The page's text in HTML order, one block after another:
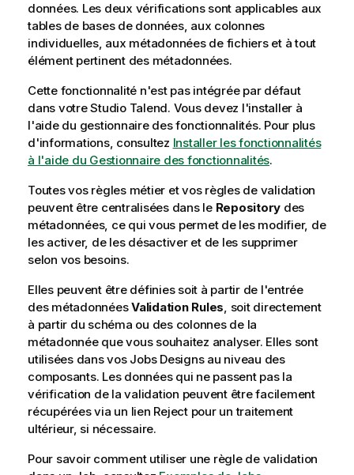
données. Les deux vérifications sont applicables aux
tables de bases de données, aux colonnes
individuelles, aux métadonnées de fichiers et à tout
élément pertinent des métadonnées.
Cette fonctionnalité n'est pas intégrée par défaut
dans votreStudio Talend. Vous devez l'installer à
l'aide du gestionnaire des fonctionnalités. Pour plus
d'informations, consultez Installer les fonctionnalités
à l'aide du Gestionnaire des fonctionnalités.
Toutes vos règles métier et vos règles de validation
peuvent être centralisées dans le Repository des
métadonnées, ce qui vous permet de les modifier, de
les activer, de les désactiver et de les supprimer
selon vos besoins.
Elles peuvent être définies soit à partir de l'entrée
des métadonnéesValidation Rules, soit directement
à partir du schéma ou des colonnes de la
métadonnée que vous souhaitez analyser. Elles sont
utilisées dans vos Jobs Designs au niveau des
composants. Les données qui ne passent pas la
vérification de la validation peuvent être facilement
récupérées via un lien Reject pour un traitement
ultérieur, si nécessaire.
Pour savoir comment utiliser une règle de validation